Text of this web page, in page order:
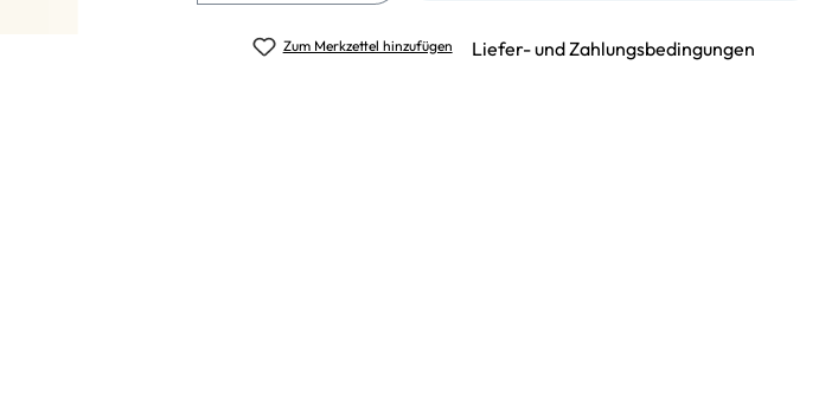
Zum Merkzettel hinzufügen Liefer- und Zahlungsbedingungen